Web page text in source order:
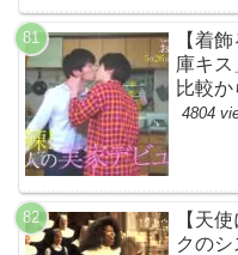
【着
庫キ
比較
4804
【天
クの